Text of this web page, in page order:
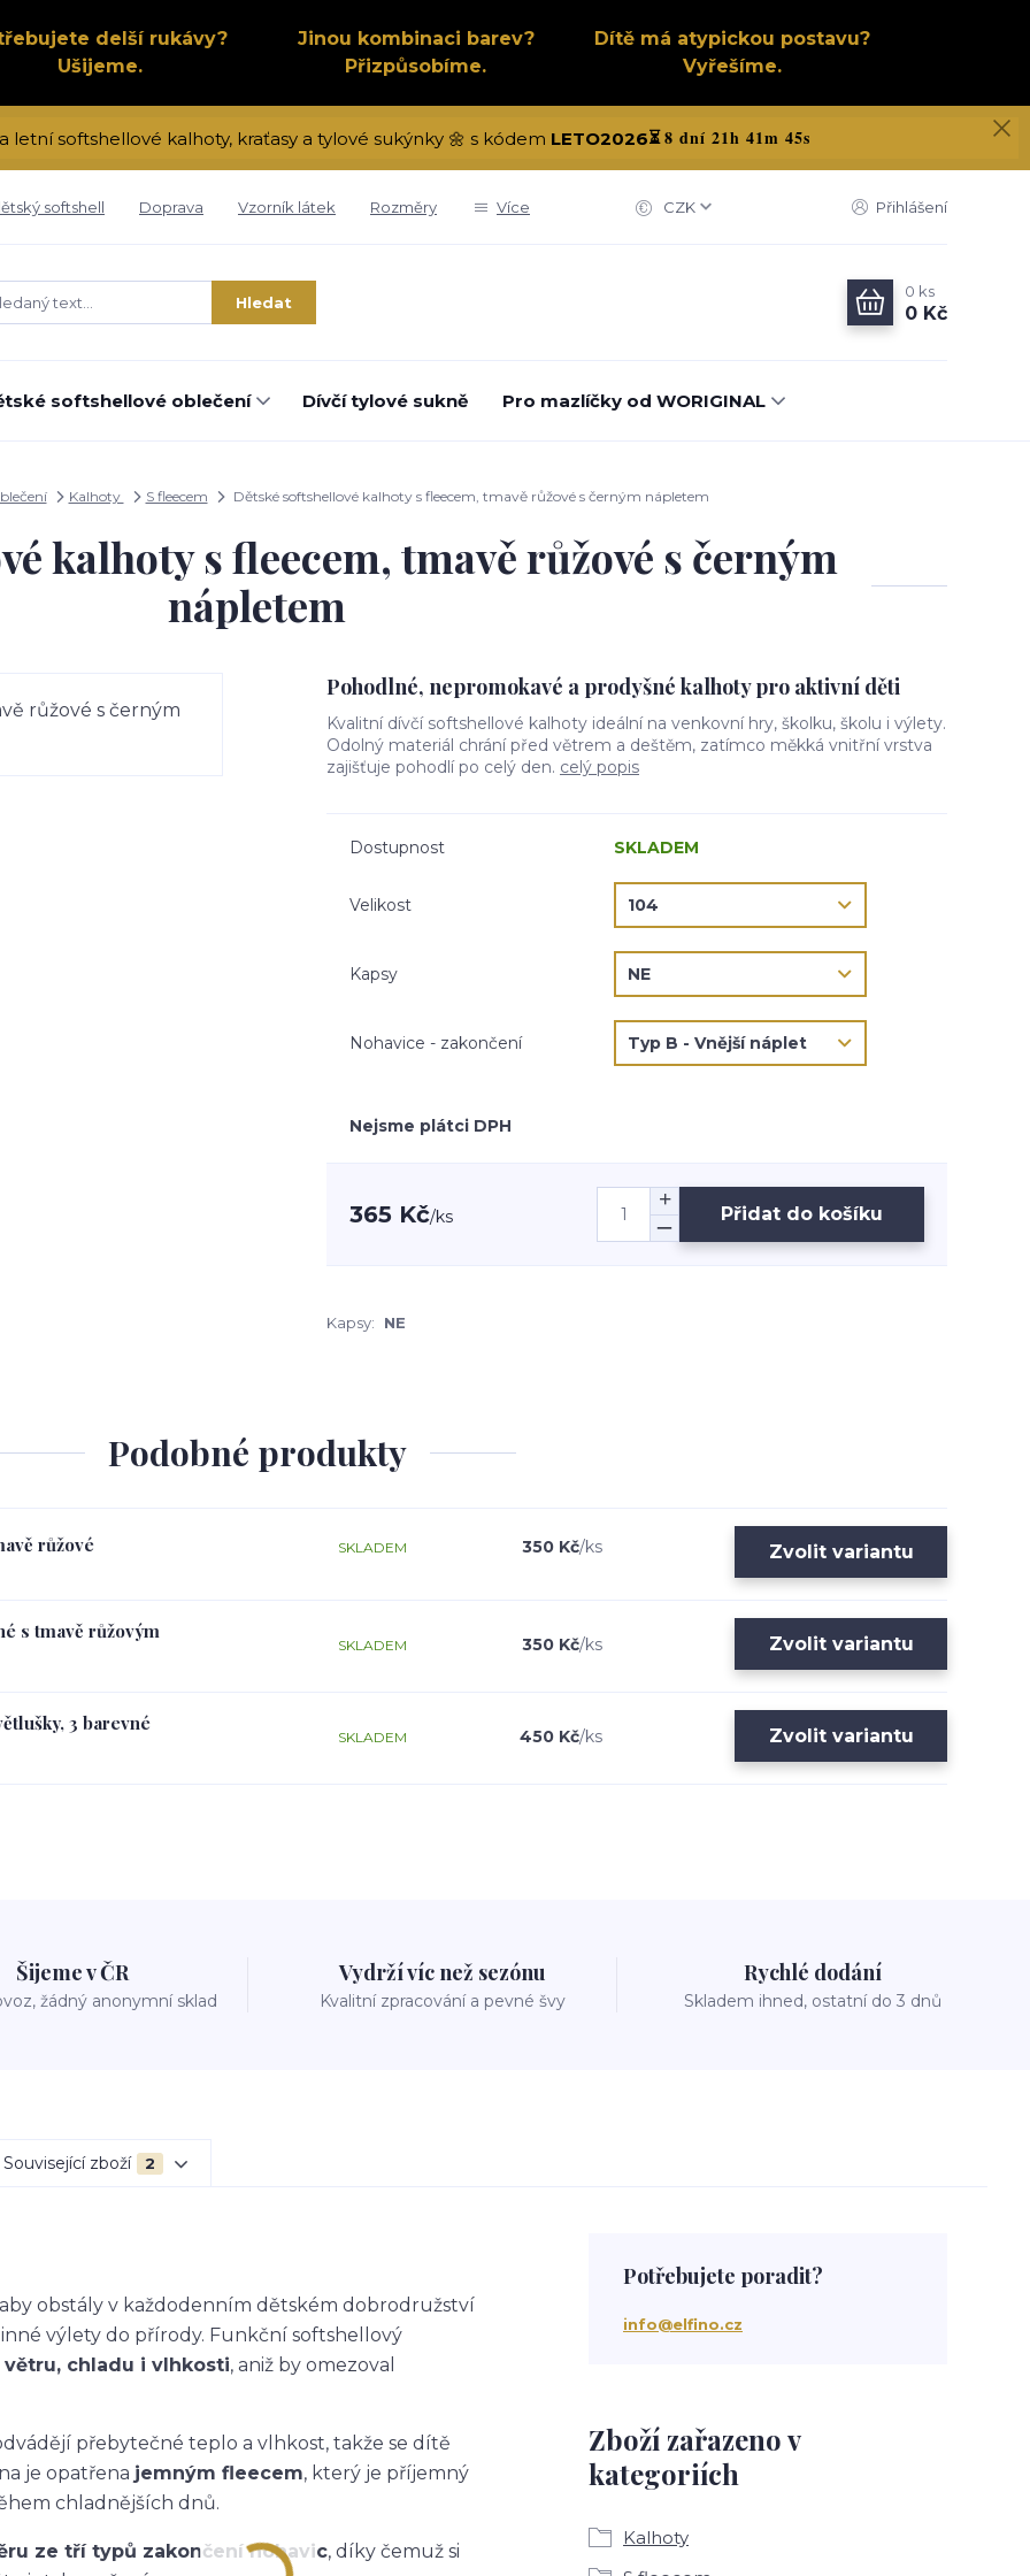
delší rukávy?
Ušijeme.
Jinou kombinaci barev?
Přizpůsobíme.
Dítě má atypickou postavu?
Vyřešíme.
letní softshellové kalhoty, kraťasy a tylové sukýnky 🌼 s kódem LETO2026⏳8 dní 21h 41m 44s
softshell Doprava Vzorník látek Rozměry Více CZK Přihlášení
Hledat
0 ks
0 Kč
softshellové oblečení Dívčí tylové sukně Pro mazlíčky od WORIGINAL
Kalhoty S fleecem Dětské softshellové kalhoty s fleecem, tmavě růžové s černým nápletem
kalhoty s fleecem, tmavě růžové s černým
nápletem
Pohodlné, nepromokavé a prodyšné kalhoty pro aktivní děti
Kvalitní dívčí softshellové kalhoty ideální na venkovní hry, školku, školu i výlety.
Odolný materiál chrání před větrem a deštěm, zatímco měkká vnitřní vrstva
zajišťuje pohodlí po celý den. celý popis
Dostupnost SKLADEM
Velikost
Kapsy
Nohavice - zakončení
Nejsme plátci DPH
365 Kč/ks Přidat do košíku
Kapsy: NE
Podobné produkty
růžové 350 Kč/ks
SKLADEM Zvolit variantu
s tmavě růžovým
350 Kč/ks
SKLADEM Zvolit variantu
3 barevné
450 Kč/ks
SKLADEM Zvolit variantu
Šijeme v ČR
žádný anonymní sklad
Vydrží víc než sezónu
Kvalitní zpracování a pevné švy
Rychlé dodání
Skladem ihned, ostatní do 3 dnů
Související zboží 2
obstály v každodenním dětském dobrodružství
výlety do přírody. Funkční softshellový
chladu i vlhkosti, aniž by omezoval
přebytečné teplo a vlhkost, takže se dítě
je opatřena jemným fleecem, který je příjemný
chladnějších dnů.
ze tří typů zakončení nohavic, díky čemuž si
Zboží zařazeno v
kategoriích
Kalhoty
Potřebujete poradit?
info@elfino.cz